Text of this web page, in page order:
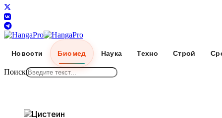
Новости Биомед Наука Техно Строй
Поиск